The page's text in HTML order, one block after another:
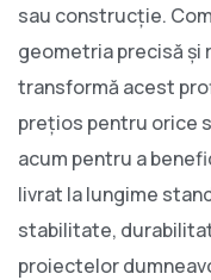
sau construcție.
geometria precisă și
transformă acest
prețios pentru orice
acum pentru a
livrat la lungime
stabilitate,
proiectelor